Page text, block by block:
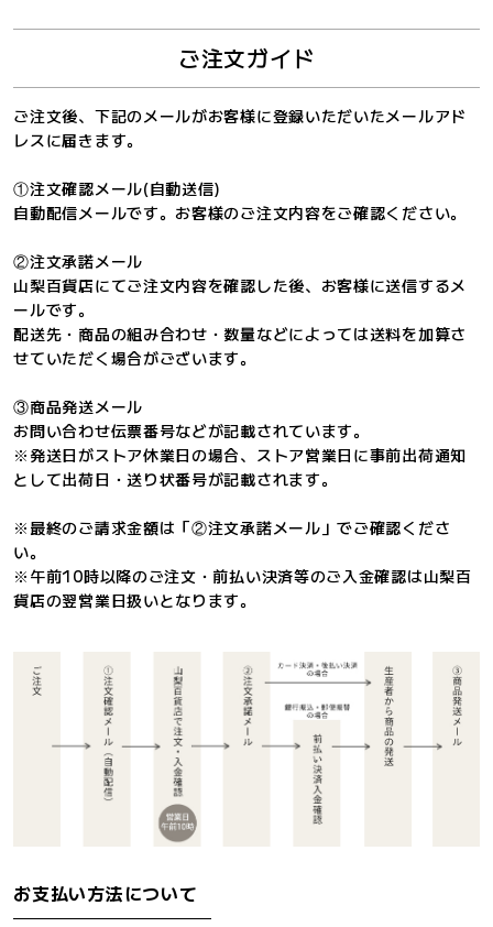
ご注文ガイド
ご注文後、下記のメールがお客様に登録いただいたメールアド
レスに届きます。
①注文確認メール(自動送信)
自動配信メールです。お客様のご注文内容をご確認ください。
②注文承諾メール
山梨百貨店にてご注文内容を確認した後、お客様に送信するメ
ールです。
配送先・商品の組み合わせ・数量などによっては送料を加算さ
せていただく場合がございます。
③商品発送メール
お問い合わせ伝票番号などが記載されています。
※発送日がストア休業日の場合、ストア営業日に事前出荷通知
として出荷日・送り状番号が記載されます。
※最終のご請求金額は「②注文承諾メール」でご確認くださ
い。
※午前10時以降のご注文・前払い決済等のご入金確認は山梨百
貨店の翌営業日扱いとなります。
お支払い方法について